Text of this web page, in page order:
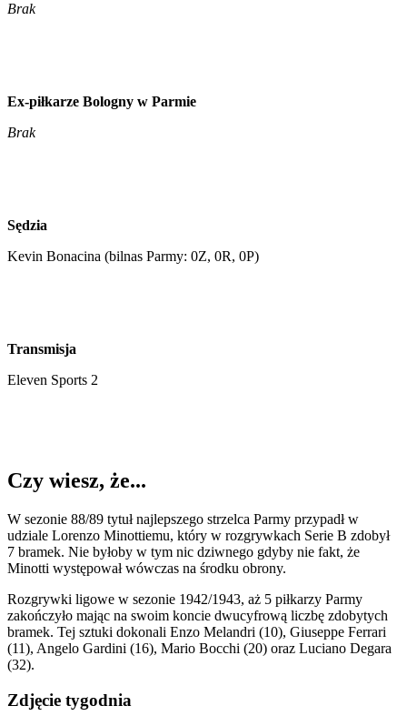
Brak
Ex-piłkarze Bologny w Parmie
Brak
Sędzia
Kevin Bonacina (bilnas Parmy: 0Z, 0R, 0P)
Transmisja
Eleven Sports 2
Czy wiesz, że...
W sezonie 88/89 tytuł najlepszego strzelca Parmy przypadł w
udziale Lorenzo Minottiemu, który w rozgrywkach Serie B zdobył
7 bramek. Nie byłoby w tym nic dziwnego gdyby nie fakt, że
Minotti występował wówczas na środku obrony.
Rozgrywki ligowe w sezonie 1942/1943, aż 5 piłkarzy Parmy
zakończyło mając na swoim koncie dwucyfrową liczbę zdobytych
bramek. Tej sztuki dokonali Enzo Melandri (10), Giuseppe Ferrari
(11), Angelo Gardini (16), Mario Bocchi (20) oraz Luciano Degara
(32).
Zdjęcie tygodnia